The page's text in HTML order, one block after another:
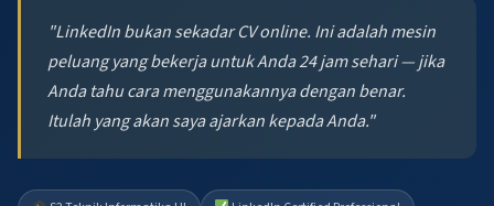
"LinkedIn bukan sekadar CV online. Ini adalah mesin
peluang yang bekerja untuk Anda 24 jam sehari — jika
Anda tahu cara menggunakannya dengan benar.
Itulah yang akan saya ajarkan kepada Anda."